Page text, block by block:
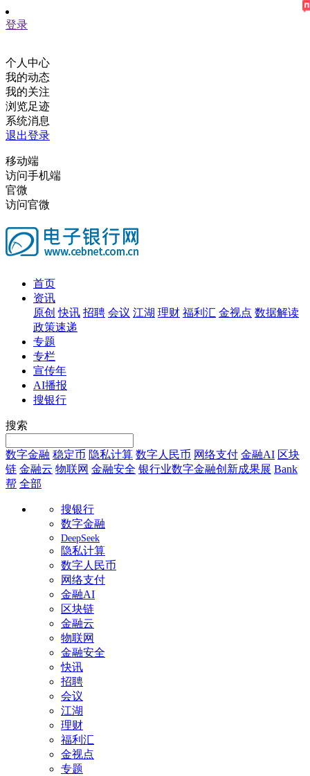
登录
个人中心
我的动态
我的关注
浏览足迹
系统消息
退出登录
移动端
访问手机端
官微
访问官微
首页
资讯
原创 快讯 招聘 会议 江湖 理财 福利汇 金视点 数据解读
政策速递
专题
专栏
宣传年
AI播报
搜银行
搜索
数字金融 稳定币 隐私计算 数字人民币 网络支付 金融AI 区块
链 金融云 物联网 金融安全 银行业数字金融创新成果展 Bank
帮 全部
搜银行
数字金融
DeepSeek
隐私计算
数字人民币
网络支付
金融AI
区块链
金融云
物联网
金融安全
快讯
招聘
会议
江湖
理财
福利汇
金视点
专题